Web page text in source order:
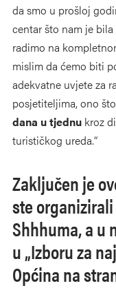
da smo u prošloj
centar što nam je
radimo na
mislim da ćemo biti
adekvatne uvjete za
posjetiteljima, ono
dana u tjednu kroz
turističkog ureda.“
Zaključen je
ste
Shhhuma, a u
u „Izboru za
Općina na